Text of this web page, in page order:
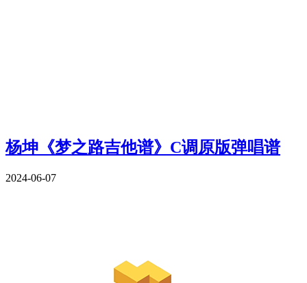
杨坤《梦之路吉他谱》C调原版弹唱谱
2024-06-07